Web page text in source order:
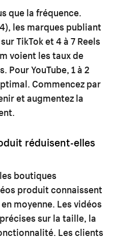
que la fréquence.
les marques publiant
TikTok et 4 à 7 Reels
voient les taux de
Pour YouTube, 1 à 2
Commencez par
et augmentez la
réduisent-elles
boutiques
produit connaissent
moyenne. Les vidéos
sur la taille, la
Les clients